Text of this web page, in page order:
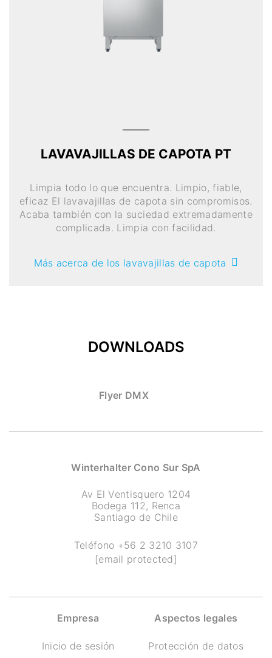
LAVAVAJILLAS DE CAPOTA PT
Limpia todo lo que encuentra. Limpio, fiable,
eficaz El lavavajillas de capota sin compromisos.
Acaba también con la suciedad extremadamente
complicada. Limpia con facilidad.
Más acerca de los lavavajillas de capota
DOWNLOADS
Flyer DMX
Winterhalter Cono Sur SpA
Av El Ventisquero 1204
Bodega 112, Renca
Santiago de Chile
Teléfono +56 2 3210 3107
[email protected]
Empresa
Inicio de sesión
Aspectos legales
Protección de datos